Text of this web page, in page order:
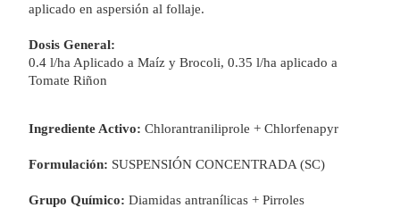
aplicado en aspersión al follaje.
Dosis General:
0.4 l/ha Aplicado a Maíz y Brocoli, 0.35 l/ha aplicado a
Tomate Riñon
Ingrediente Activo:Chlorantraniliprole + Chlorfenapyr
Formulación: SUSPENSIÓN CONCENTRADA (SC)
Grupo Químico:Diamidas antranílicas + Pirroles